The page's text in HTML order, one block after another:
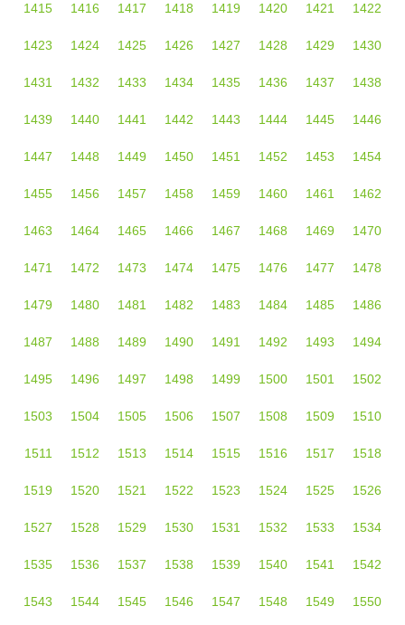
1415 1416 1417 1418 1419 1420 1421 1422
1423 1424 1425 1426 1427 1428 1429 1430
1431 1432 1433 1434 1435 1436 1437 1438
1439 1440 1441 1442 1443 1444 1445 1446
1447 1448 1449 1450 1451 1452 1453 1454
1455 1456 1457 1458 1459 1460 1461 1462
1463 1464 1465 1466 1467 1468 1469 1470
1471 1472 1473 1474 1475 1476 1477 1478
1479 1480 1481 1482 1483 1484 1485 1486
1487 1488 1489 1490 1491 1492 1493 1494
1495 1496 1497 1498 1499 1500 1501 1502
1503 1504 1505 1506 1507 1508 1509 1510
1511 1512 1513 1514 1515 1516 1517 1518
1519 1520 1521 1522 1523 1524 1525 1526
1527 1528 1529 1530 1531 1532 1533 1534
1535 1536 1537 1538 1539 1540 1541 1542
1543 1544 1545 1546 1547 1548 1549 1550